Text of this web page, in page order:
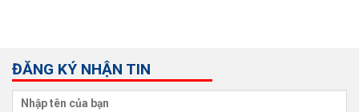
ĐĂNG KÝ NHẬN TIN